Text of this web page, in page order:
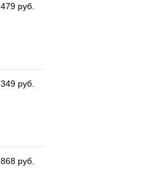
479 руб.
349 руб.
868 руб.